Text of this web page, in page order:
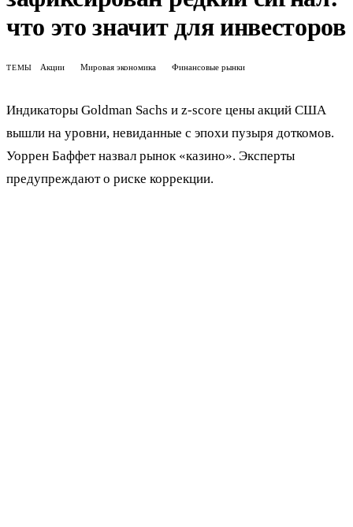
что это значит для инвесторов
ТЕМЫ Акции Мировая экономика Финансовые рынки
Индикаторы Goldman Sachs и z-score цены акций США
вышли на уровни, невиданные с эпохи пузыря доткомов.
Уоррен Баффет назвал рынок «казино». Эксперты
предупреждают о риске коррекции.